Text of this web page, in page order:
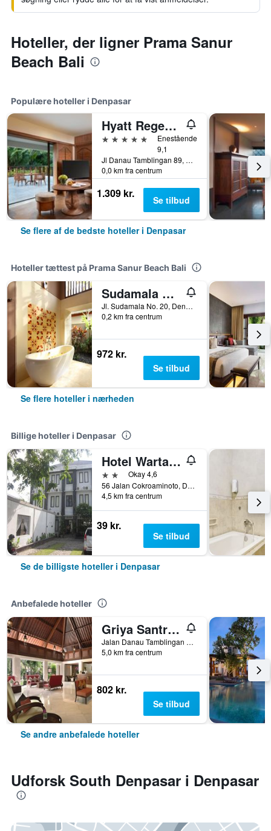
Hoteller, der ligner Prama Sanur
Beach Bali
Populære hoteller i Denpasar
Hyatt Regency Bali
5 stjerner
Enestående
9,1
Jl Danau Tamblingan 89, Denpasar, Indonesien
0,0 km fra centrum
1.309 kr. Se tilbud
Se flere af de bedste hoteller i Denpasar
Hoteller tættest på Prama Sanur Beach Bali
Sudamala Resort, Sanur, Bali
Jl. Sudamala No. 20, Denpasar, Indonesien
0,2 km fra centrum
972 kr.
Se tilbud
Se flere hoteller i nærheden
Billige hoteller i Denpasar
Hotel Warta Dua
2 stjernerOkay 4,6
56 Jalan Cokroaminoto, Denpasar, Indonesien
4,5 km fra centrum
39 kr.
Se tilbud
Se de billigste hoteller i Denpasar
Anbefalede hoteller
Griya Santrian
Jalan Danau Tamblingan 47, Denpasar, Indonesien
5,0 km fra centrum
802 kr.
Se tilbud
Se andre anbefalede hoteller
Udforsk South Denpasar i Denpasar